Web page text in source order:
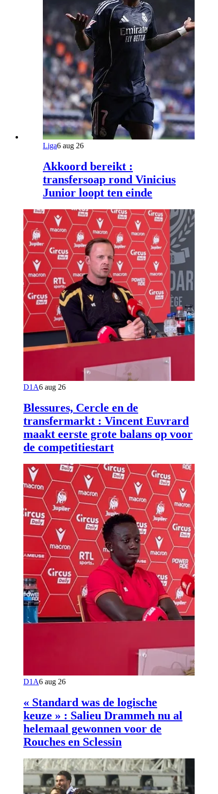
Liga6 aug 26
Akkoord bereikt :
transfersoap rond Vinicius
Junior loopt ten einde
D1A6 aug 26
Blessures, Cercle en de
transfermarkt : Vincent Euvrard
maakt eerste grote balans op voor
de competitiestart
D1A6 aug 26
« Standard was de logische
keuze » : Salieu Drammeh nu al
helemaal gewonnen voor de
Rouches en Sclessin